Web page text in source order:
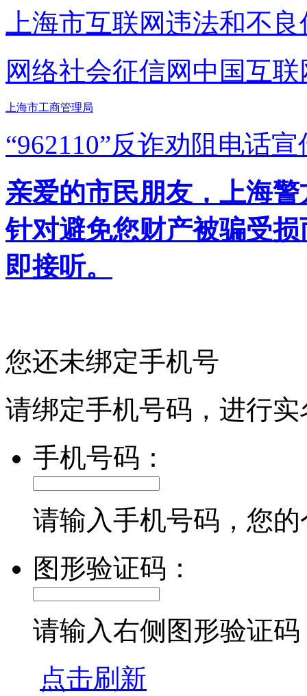
上海市互联网违法和不
网络社会征信网 中国互
上海市工商管理局
“962110”反诈劝阻电话宣
亲爱的市民朋友，上海
针对避免您财产被骗受
即接听。
您还未绑定手机号
请绑定手机号码，进行
手机号码：
请输入手机号码，您
图形验证码：
请输入右侧图形验证码
点击刷新